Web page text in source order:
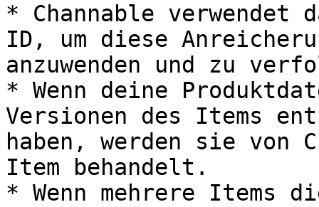
* Channable
ID, um diese
anzuwenden und zu
* Wenn deine
Versionen des Items
haben, werden sie von
Item behandelt.
* Wenn mehrere Items